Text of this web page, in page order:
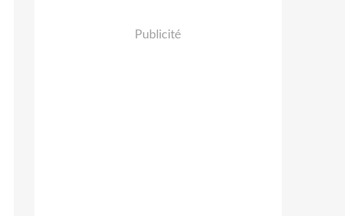
Publicité